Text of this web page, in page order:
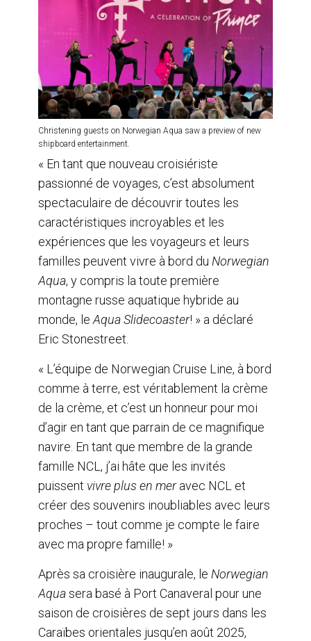
Christening guests on Norwegian Aqua saw a preview of new
shipboard entertainment.
« En tant que nouveau croisiériste
passionné de voyages, c’est absolument
spectaculaire de découvrir toutes les
caractéristiques incroyables et les
expériences que les voyageurs et leurs
familles peuvent vivre à bord du Norwegian
Aqua, y compris la toute première
montagne russe aquatique hybride au
monde, leAqua Slidecoaster! » a déclaré
Eric Stonestreet.
« L’équipe de Norwegian Cruise Line, à bord
comme à terre, est véritablement la crème
de la crème, et c’est un honneur pour moi
d’agir en tant que parrain de ce magnifique
navire. En tant que membre de la grande
famille NCL, j’ai hâte que les invités
puissent vivre plus en meravec NCL et
créer des souvenirs inoubliables avec leurs
proches – tout comme je compte le faire
avec ma propre famille! »
Après sa croisière inaugurale, le Norwegian
Aquasera basé à Port Canaveral pour une
saison de croisières de sept jours dans les
Caraïbes orientales jusqu’en août 2025,